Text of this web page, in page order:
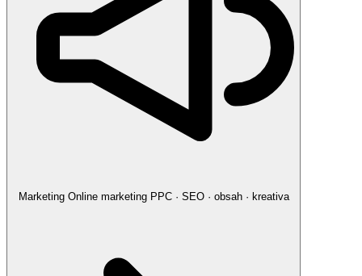
Marketing Online marketing PPC · SEO · obsah · kreativa